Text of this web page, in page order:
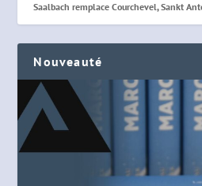
Saalbach remplace Courchevel, Sankt
Nouveauté